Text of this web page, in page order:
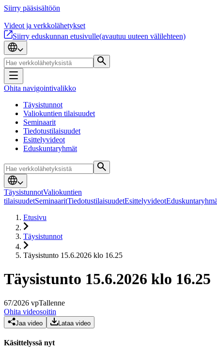
Siirry pääsisältöön
Videot ja verkkolähetykset
Siirry eduskunnan etusivulle(avautuu uuteen välilehteen)
Ohita navigointivalikko
Täysistunnot
Valiokuntien tilaisuudet
Seminaarit
Tiedotustilaisuudet
Esittelyvideot
Eduskuntaryhmät
TäysistunnotValiokuntien
tilaisuudetSeminaaritTiedotustilaisuudetEsittelyvideot
Etusivu
Täysistunnot
Täysistunto 15.6.2026 klo 16.25
Täysistunto 15.6.2026 klo 16.25
67/2026 vpTallenne
Ohita videosoitin
Jaa video Lataa video
Käsittelyssä nyt